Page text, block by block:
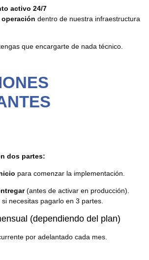
activo 24/7
dentro de nuestra infraestructura
que encargarte de nada técnico.
dos partes:
para comenzar la implementación.
(antes de activar en producción).
necesitas pagarlo en 3 partes.
(dependiendo del plan)
por adelantado cada mes.